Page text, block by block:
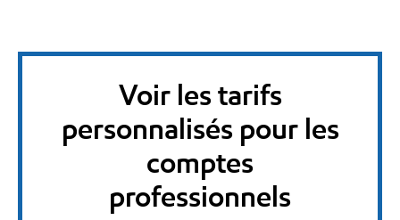
Voir les tarifs
personnalisés pour les
comptes
professionnels